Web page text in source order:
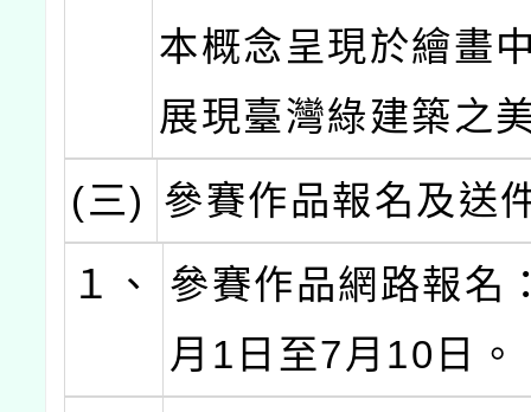
本概念呈現於繪畫
展現臺灣綠建築之
(三) 參賽作品報名及送
１、
參賽作品網路報名
月1日至7月10日。